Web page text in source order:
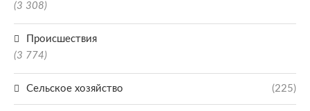
(3 308)
Происшествия
(3 774)
Сельское хозяйство (225)